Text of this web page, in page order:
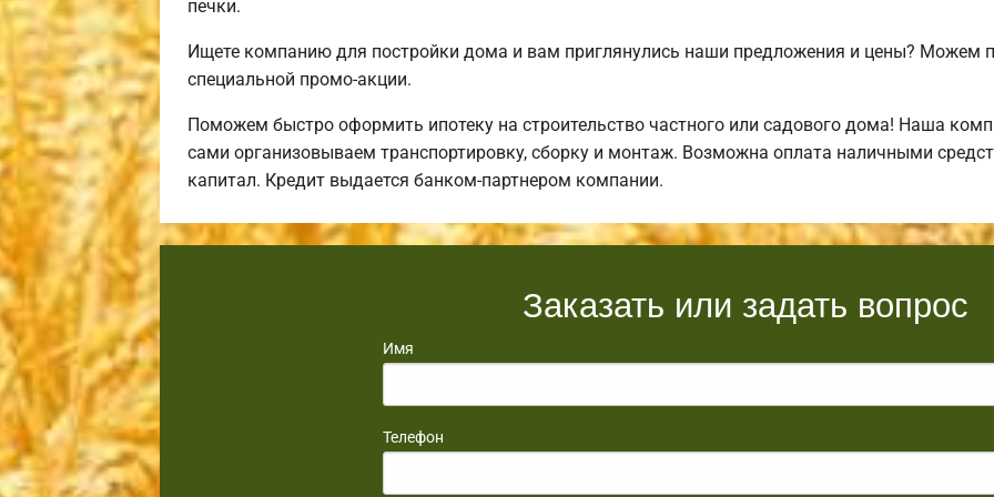
печки.
Ищете компанию для постройки дома и вам приглянулись наши предложения и цены? Можем
специальной промо-акции.
Поможем быстро оформить ипотеку на строительство частного или садового дома! Наша
сами организовываем транспортировку, сборку и монтаж. Возможна оплата наличными
капитал. Кредит выдается банком-партнером компании.
Заказать или задать вопрос
Имя
Телефон